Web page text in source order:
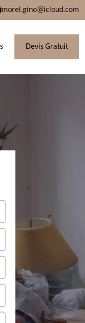
morel.gino@icloud.com
Devis Gratuit